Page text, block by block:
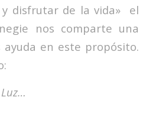
y disfrutar de la vida» el
nos comparte una
ayuda en este propósito.